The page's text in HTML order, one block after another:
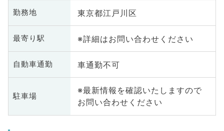
勤務地 東京都江戸川区
最寄り駅 ※詳細はお問い合わせください
自動車通勤 車通勤不可
駐車場
※最新情報を確認いたしますので
お問い合わせください